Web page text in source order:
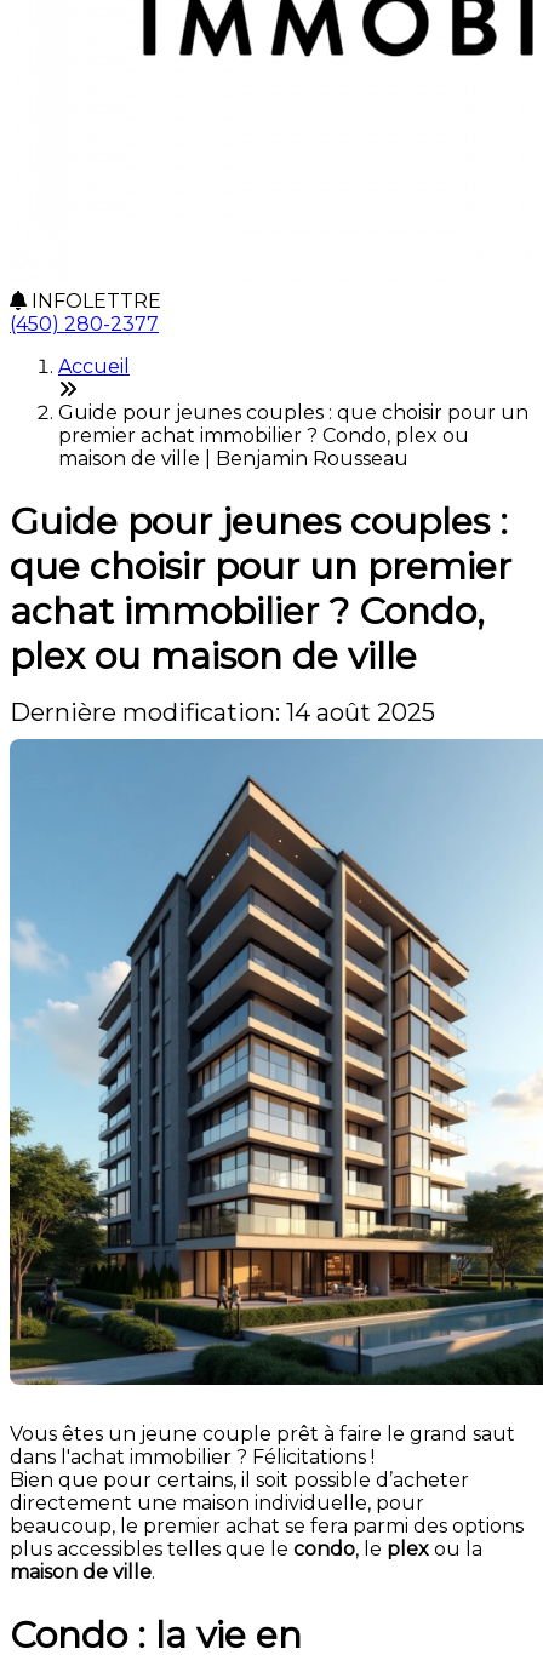
INFOLETTRE
(450) 280-2377
Accueil
Guide pour jeunes couples : que choisir pour un
premier achat immobilier ? Condo, plex ou
maison de ville | Benjamin Rousseau
Guide pour jeunes couples :
que choisir pour un premier
achat immobilier ? Condo,
plex ou maison de ville
Dernière modification: 14 août 2025
Vous êtes un jeune couple prêt à faire le grand saut
dans l'achat immobilier ? Félicitations !
Bien que pour certains, il soit possible d’acheter
directement une maison individuelle, pour
beaucoup, le premier achat se fera parmi des options
plus accessibles telles que le condo, le plex ou la
maison de ville.
Condo : la vie en